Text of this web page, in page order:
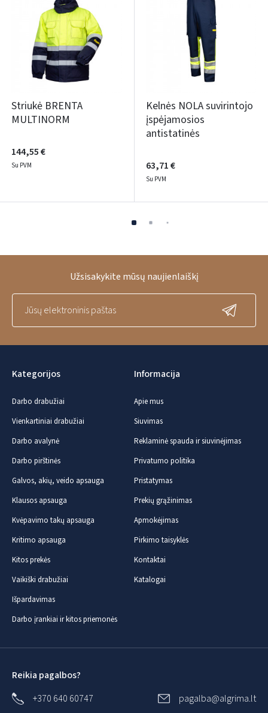
Striukė BRENTA
MULTINORM
144,55 €
Su PVM
Kelnės NOLA suvirintojo
įspėjamosios
antistatinės
63,71 €
Su PVM
Kategorijos
Darbo drabužiai
Vienkartiniai drabužiai
Darbo avalynė
Darbo pirštinės
Galvos, akių, veido apsauga
Klausos apsauga
Kvėpavimo takų apsauga
Kritimo apsauga
Kitos prekės
Vaikiški drabužiai
Išpardavimas
Darbo įrankiai ir kitos priemonės
Informacija
Apie mus
Siuvimas
Reklaminė spauda ir siuvinėjimas
Privatumo politika
Pristatymas
Prekių grąžinimas
Apmokėjimas
Pirkimo taisyklės
Kontaktai
Katalogai
Užsisakykite mūsų naujienlaiškį
Reikia pagalbos?
+370 640 60747
pagalba@algrima.lt